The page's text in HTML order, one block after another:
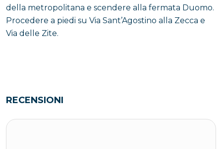
della metropolitana e scendere alla fermata Duomo.
Procedere a piedi su Via Sant’Agostino alla Zecca e
Via delle Zite.
RECENSIONI